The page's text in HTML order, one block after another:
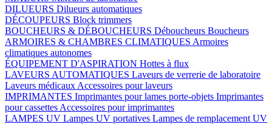
DILUEURS Dilueurs automatiques
DÉCOUPEURS Block trimmers
BOUCHEURS & DÉBOUCHEURS Déboucheurs Boucheurs
ARMOIRES & CHAMBRES CLIMATIQUES Armoires
climatiques autonomes
ÉQUIPEMENT D'ASPIRATION Hottes à flux
LAVEURS AUTOMATIQUES Laveurs de verrerie de laboratoire
Laveurs médicaux Accessoires pour laveurs
IMPRIMANTES Imprimantes pour lames porte-objets Imprimantes
pour cassettes Accessoires pour imprimantes
LAMPES UV Lampes UV portatives Lampes de remplacement UV